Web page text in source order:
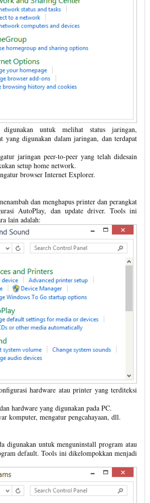
untuk melihat status jaringan,
yang digunakan dalam jaringan, dan terdapat
jaringan peer-to-peer yang telah didesain
setup home network.
browser Internet Explorer.
dan menghapus printer dan perangkat
AutoPlay, dan update driver. Tools ini
lain adalah:
hardware atau printer yang terditeksi
hardware yang digunakan pada PC.
komputer, mengatur pengcahayaan, dll.
digunakan untuk menguninstall program atau
default. Tools ini dikelompokkan menjadi